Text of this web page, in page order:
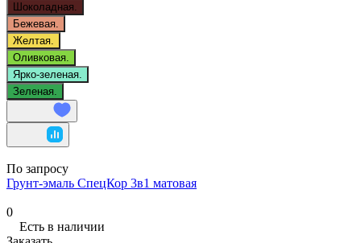
Шоколадная.
Бежевая.
Желтая.
Оливковая.
Ярко-зеленая.
Зеленая.
По запросу
Грунт-эмаль СпецКор 3в1 матовая
0
Есть в наличии